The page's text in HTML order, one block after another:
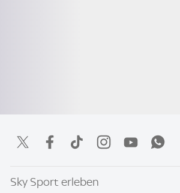
Sky Sport erleben